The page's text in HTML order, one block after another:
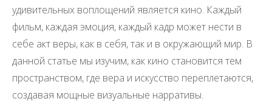
удивительных воплощений является кино. Каждый
фильм, каждая эмоция, каждый кадр может нести в
себе акт веры, как в себя, так и в окружающий мир. В
данной статье мы изучим, как кино становится тем
пространством, где вера и искусство переплетаются,
создавая мощные визуальные нарративы.